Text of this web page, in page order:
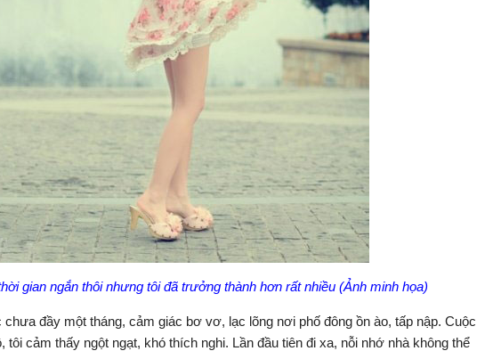
gian ngắn thôi nhưng tôi đã trưởng thành hơn rất nhiều (Ảnh minh họa)
chưa đầy một tháng, cảm giác bơ vơ, lạc lõng nơi phố đông ồn ào, tấp nập. Cuộc
tôi cảm thấy ngột ngạt, khó thích nghi. Lần đầu tiên đi xa, nỗi nhớ nhà không thể